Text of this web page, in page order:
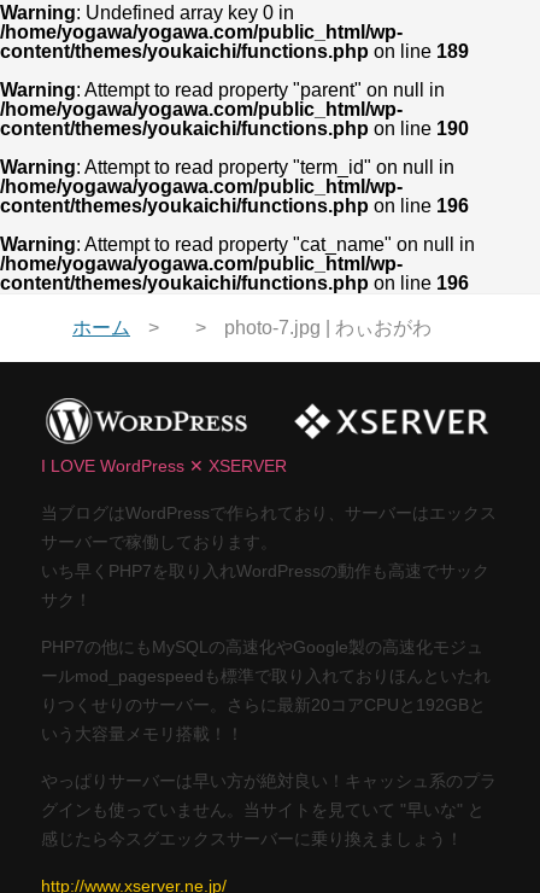
Warning: Undefined array key 0 in
/home/yogawa/yogawa.com/public_html/wp-
content/themes/youkaichi/functions.php on line 189
Warning: Attempt to read property "parent" on null in
/home/yogawa/yogawa.com/public_html/wp-
content/themes/youkaichi/functions.php on line 190
Warning: Attempt to read property "term_id" on null in
/home/yogawa/yogawa.com/public_html/wp-
content/themes/youkaichi/functions.php on line 196
Warning: Attempt to read property "cat_name" on null in
/home/yogawa/yogawa.com/public_html/wp-
content/themes/youkaichi/functions.php on line 196
ホーム photo-7.jpg | わぃおがわ
I LOVE WordPress ✕ XSERVER
当ブログはWordPressで作られており、サーバーはエックス
サーバーで稼働しております。
いち早くPHP7を取り入れWordPressの動作も高速でサック
サク！
PHP7の他にもMySQLの高速化やGoogle製の高速化モジュ
ールmod_pagespeedも標準で取り入れておりほんといたれ
りつくせりのサーバー。さらに最新20コアCPUと192GBと
いう大容量メモリ搭載！！
やっぱりサーバーは早い方が絶対良い！キャッシュ系のプラ
グインも使っていません。当サイトを見ていて "早いな" と
感じたら今スグエックスサーバーに乗り換えましょう！
http://www.xserver.ne.jp/